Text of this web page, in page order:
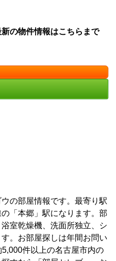
の物件情報はこちらまで
の部屋情報です。最寄り駅
「本郷」駅になります。部
室乾燥機、洗面所独立、シ
。お部屋探しは年間お問い
件以上の名古屋市内の